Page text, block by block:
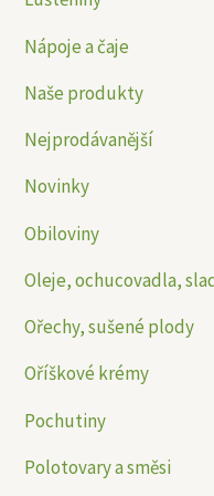
Nápoje a čaje
Naše produkty
Nejprodávanější
Novinky
Obiloviny
Oleje, ochucovadla,
Ořechy, sušené plody
Oříškové krémy
Pochutiny
Polotovary a směsi